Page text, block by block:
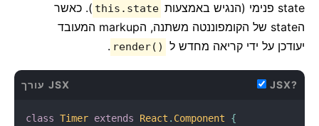
state פנימי (הנגיש באמצעות
this.state ). כאשר
הstate של הקומפוננטה משתנה, הmarkup המעובד
יעודכן על ידי קריאה מחדש ל
render()
.
עורך JSX JSX?
class Timer extends React . Component
{